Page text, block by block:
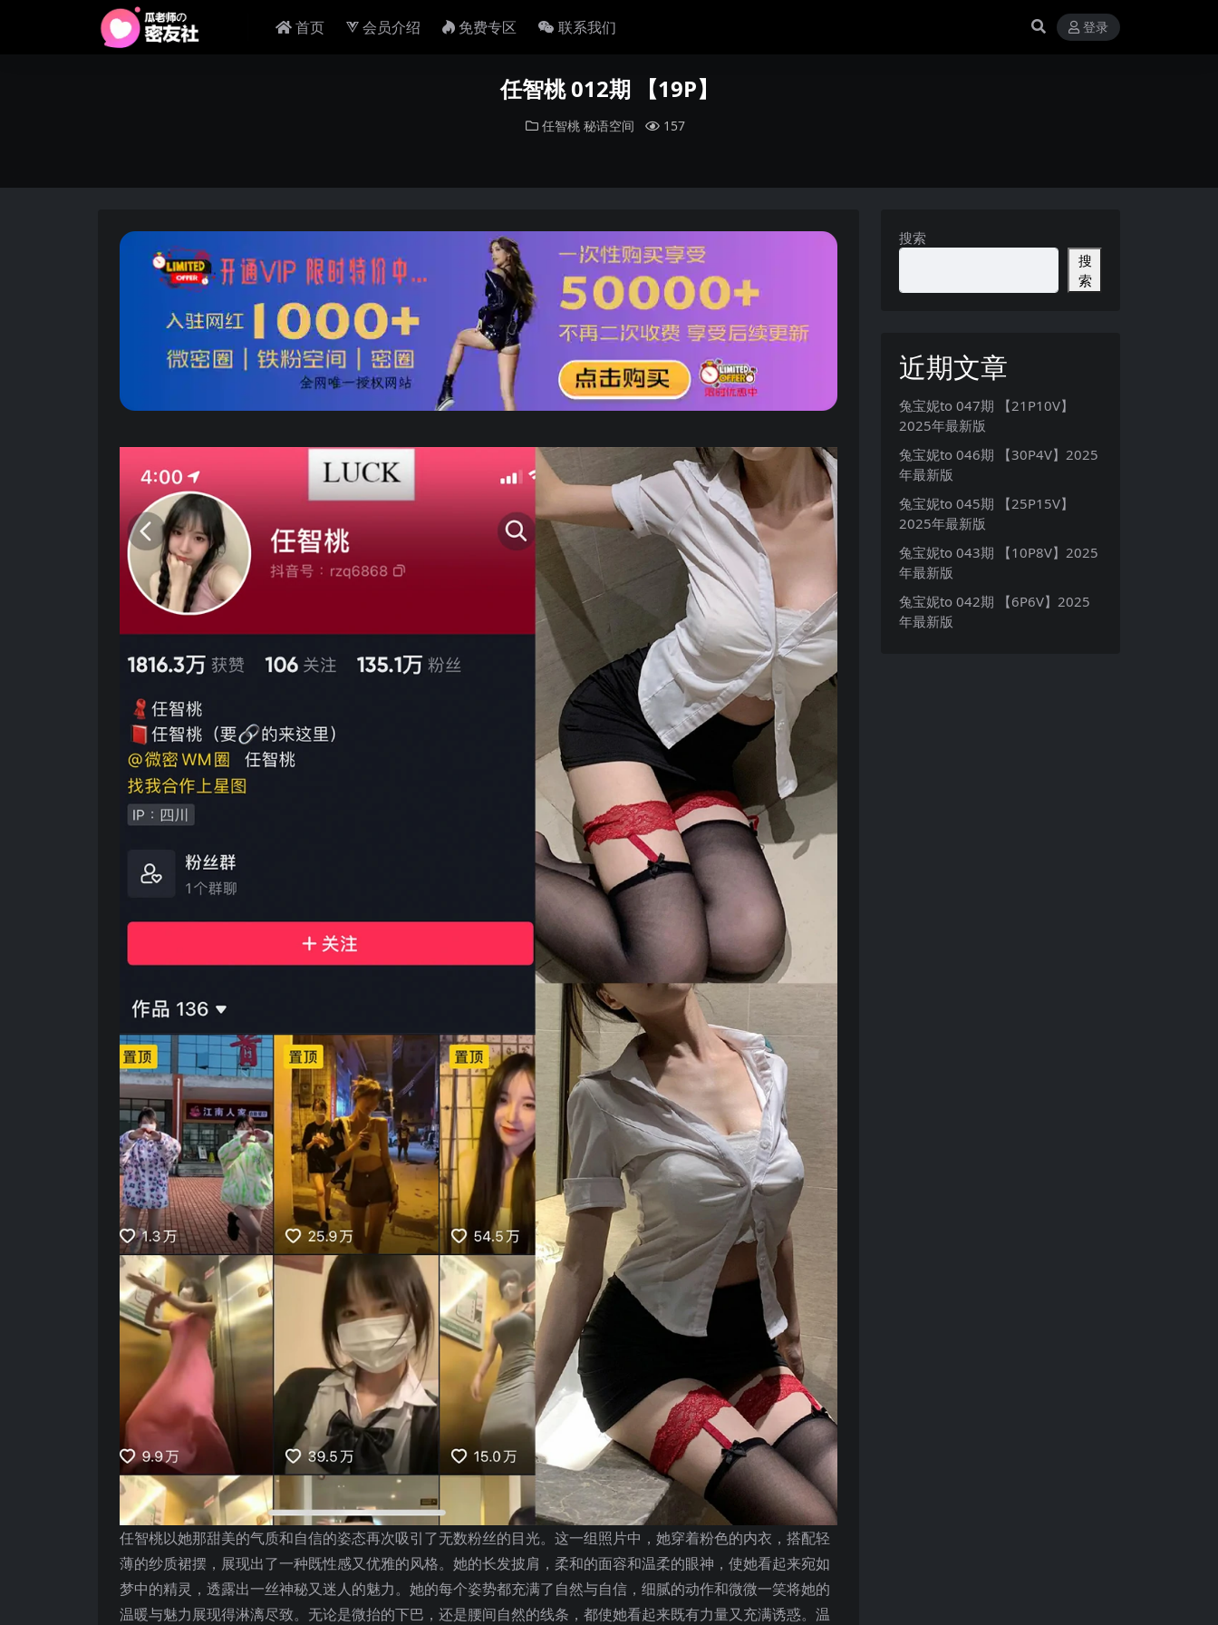
首页 会员介绍 免费专区 联系我们 登录
任智桃 012期 【19P】
任智桃 秘语空间 157
任智桃以她那甜美的气质和自信的姿态再次吸引了无数粉丝的目光。这一组照片中，她穿着粉色的内衣，搭配轻
薄的纱质裙摆，展现出了一种既性感又优雅的风格。她的长发披肩，柔和的面容和温柔的眼神，使她看起来宛如
梦中的精灵，透露出一丝神秘又迷人的魅力。她的每个姿势都充满了自然与自信，细腻的动作和微微一笑将她的
温暖与魅力展现得淋漓尽致。无论是微抬的下巴，还是腰间自然的线条，都使她看起来既有力量又充满诱惑。温
搜索
搜
索
近期文章
兔宝妮to 047期 【21P10V】
2025年最新版
兔宝妮to 046期 【30P4V】2025
年最新版
兔宝妮to 045期 【25P15V】
2025年最新版
兔宝妮to 043期 【10P8V】2025
年最新版
兔宝妮to 042期 【6P6V】2025
年最新版